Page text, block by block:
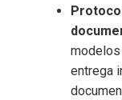
entrega